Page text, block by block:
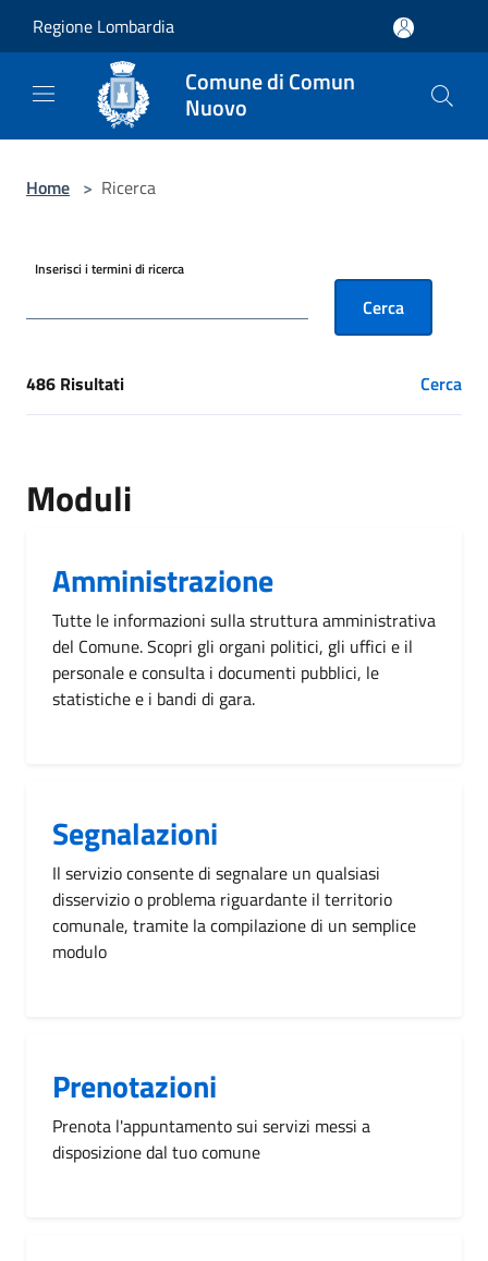
Regione Lombardia
Comune di Comun
Nuovo
Home > Ricerca
Inserisci i termini di ricerca
Cerca
[results] Risultati
486 Risultati Cerca
Moduli
Amministrazione
Tutte le informazioni sulla struttura amministrativa
del Comune. Scopri gli organi politici, gli uffici e il
personale e consulta i documenti pubblici, le
statistiche e i bandi di gara.
Segnalazioni
Il servizio consente di segnalare un qualsiasi
disservizio o problema riguardante il territorio
comunale, tramite la compilazione di un semplice
modulo
Prenotazioni
Prenota l'appuntamento sui servizi messi a
disposizione dal tuo comune